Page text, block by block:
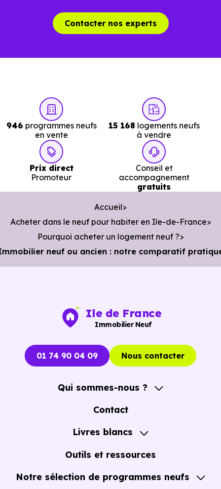
Contacter nos experts
946 programmes neufs
en vente
15 168 logements neufs
à vendre
Prix direct
Promoteur
Conseil et
accompagnement
gratuits
Accueil
Acheter dans le neuf pour habiter en Ile-de-France
Pourquoi acheter un logement neuf ?
neuf ou ancien : notre comparatif
Ile de France
Immobilier Neuf
01 74 90 04 09 Nous contacter
Qui sommes-nous ?
A propos
Contact
Livres blancs
Guide de l'Achat immobilier neuf en VEFA
Outils et ressources
Notre sélection de programmes neufs